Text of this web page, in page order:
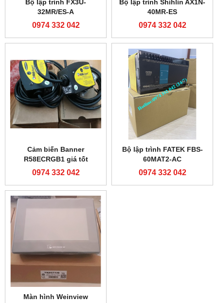
Bộ lập trình FATEK FBS-
24MAR2-AC
0974 332 042
FATEK FBS-40MAT2-AC
0974 332 042
0974 332 042
Bộ lập trình FATEK FBS-
0974 332 042
Bộ lập trình FATEK FBS-
24MCT2-AC
Bộ lập trình FATEK FBS-
32MCR2-AC